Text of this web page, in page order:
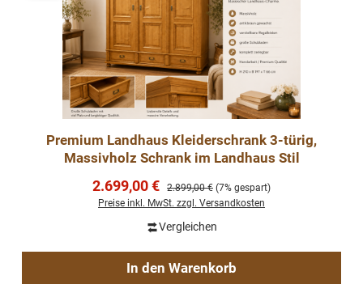
Premium Landhaus Kleiderschrank 3-türig,
Massivholz Schrank im Landhaus Stil
Verkaufspreis:
2.699,00 € Regulärer Preis:
2.899,00 € (7% gespart)
Preise inkl. MwSt. zzgl. Versandkosten
Vergleichen
In den Warenkorb